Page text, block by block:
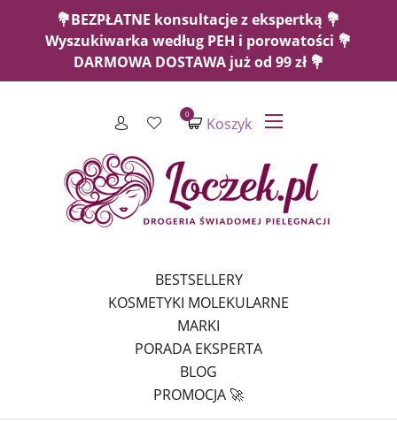
💐BEZPŁATNE konsultacje z ekspertką 💐
Wyszukiwarka według PEH i porowatości 💐
DARMOWA DOSTAWA już od 99 zł 💐
Koszyk
0
BESTSELLERY
KOSMETYKI MOLEKULARNE
MARKI
PORADA EKSPERTA
BLOG
PROMOCJA 🚀